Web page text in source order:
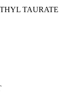
TAURATE